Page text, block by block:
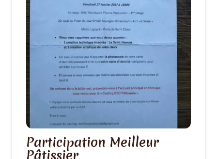
Participation Meilleur